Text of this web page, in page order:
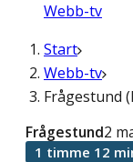
Webb-tv
Start
Webb-tv
Frågestund
Frågestund2
1 timme 12